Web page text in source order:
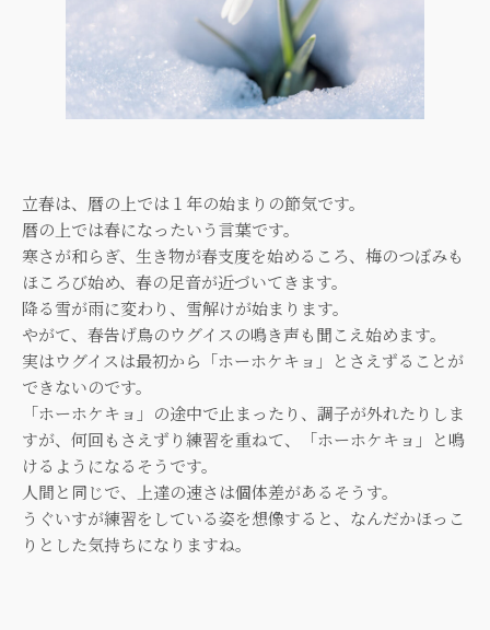
立春は、暦の上では１年の始まりの節気です。
暦の上では春になったいう言葉です。
寒さが和らぎ、生き物が春支度を始めるころ、梅のつぼみも
ほころび始め、春の足音が近づいてきます。
降る雪が雨に変わり、雪解けが始まります。
やがて、春告げ鳥のウグイスの鳴き声も聞こえ始めます。
実はウグイスは最初から「ホーホケキョ」とさえずることが
できないのです。
「ホーホケキョ」の途中で止まったり、調子が外れたりしま
すが、何回もさえずり練習を重ねて、「ホーホケキョ」と鳴
けるようになるそうです。
人間と同じで、上達の速さは個体差があるそうす。
うぐいすが練習をしている姿を想像すると、なんだかほっこ
りとした気持ちになりますね。